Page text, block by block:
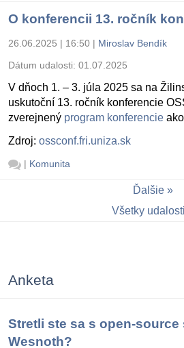
O konferencii 13. ročník
26.06.2025 | 16:50 | Miroslav Bendík
Dátum udalosti: 01.07.2025
V dňoch 1. – 3. júla 2025 sa na
uskutoční 13. ročník konferencie
zverejnený program konferencie
Zdroj: ossconf.fri.uniza.sk
| Komunita
Ďalšie
Všetky udalosti
Anketa
Stretli ste sa s open-
Wesnoth?